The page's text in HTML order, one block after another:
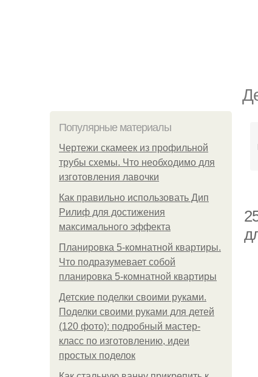
Популярные материалы
Чертежи скамеек из профильной
трубы схемы. Что необходимо для
изготовления лавочки
Как правильно использовать Дип
Рилиф для достижения
максимального эффекта
Планировка 5-комнатной квартиры.
Что подразумевает собой
планировка 5-комнатной квартиры
Детские поделки своими руками.
Поделки своими руками для детей
(120 фото): подробный мастер-
класс по изготовлению, идеи
простых поделок